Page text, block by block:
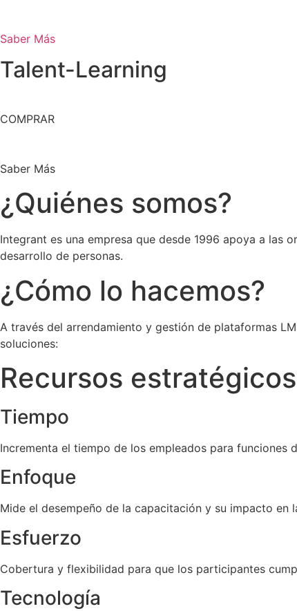
Saber Más
Talent-Learning
COMPRAR
Saber Más
¿Quiénes somos?
Integrant es una empresa que desde 1996 apoya a las
desarrollo de personas.
¿Cómo lo hacemos?
A través del arrendamiento y gestión de plataformas
soluciones:
Recursos estratégicos
Tiempo
Incrementa el tiempo de los empleados para funciones
Enfoque
Mide el desempeño de la capacitación y su impacto
Esfuerzo
Cobertura y flexibilidad para que los participantes
Tecnología